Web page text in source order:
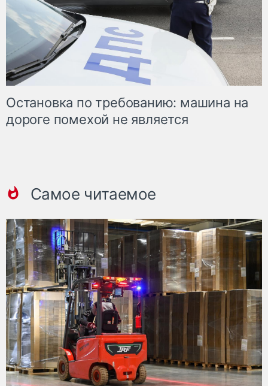
Остановка по требованию: машина на
дороге помехой не является
Самое читаемое